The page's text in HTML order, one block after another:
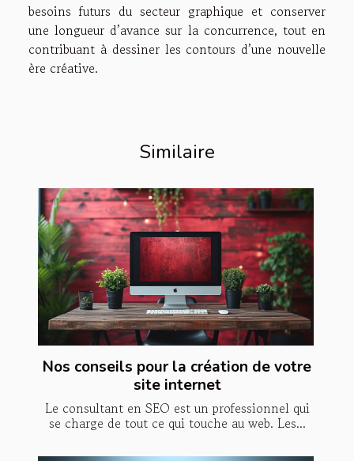
besoins futurs du secteur graphique et conserver
une longueur d’avance sur la concurrence, tout en
contribuant à dessiner les contours d’une nouvelle
ère créative.
Similaire
Nos conseils pour la création de votre
site internet
Le consultant en SEO est un professionnel qui
se charge de tout ce qui touche au web. Les...